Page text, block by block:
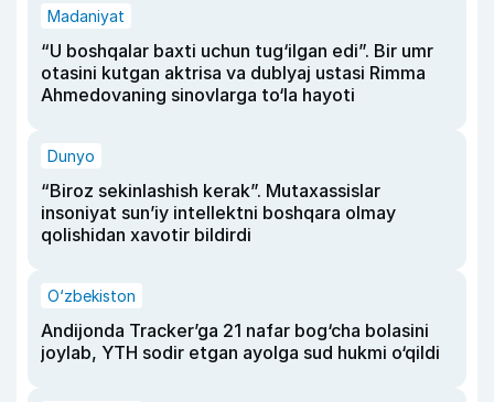
Madaniyat
“U boshqalar baxti uchun tug‘ilgan edi”. Bir umr
otasini kutgan aktrisa va dublyaj ustasi Rimma
Ahmedovaning sinovlarga to‘la hayoti
Dunyo
“Biroz sekinlashish kerak”. Mutaxassislar
insoniyat sun’iy intellektni boshqara olmay
qolishidan xavotir bildirdi
O‘zbekiston
Andijonda Tracker’ga 21 nafar bog‘cha bolasini
joylab, YTH sodir etgan ayolga sud hukmi o‘qildi